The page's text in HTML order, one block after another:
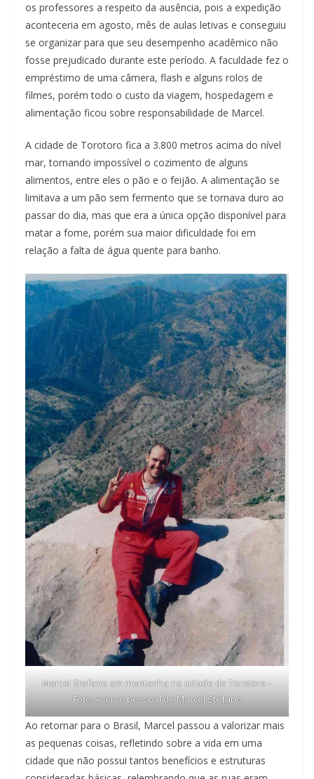
os professores a respeito da ausência, pois a expedição
aconteceria em agosto, mês de aulas letivas e conseguiu
se organizar para que seu desempenho acadêmico não
fosse prejudicado durante este período. A faculdade fez o
empréstimo de uma câmera, flash e alguns rolos de
filmes, porém todo o custo da viagem, hospedagem e
alimentação ficou sobre responsabilidade de Marcel.
A cidade de Torotoro fica a 3.800 metros acima do nível
mar, tornando impossível o cozimento de alguns
alimentos, entre eles o pão e o feijão. A alimentação se
limitava a um pão sem fermento que se tornava duro ao
passar do dia, mas que era a única opção disponível para
matar a fome, porém sua maior dificuldade foi em
relação a falta de água quente para banho.
Marcel Stefano em montanha na cidade de Torotoro –
Foto: Acervo pessoal de Marcel Stefano
Ao retornar para o Brasil, Marcel passou a valorizar mais
as pequenas coisas, refletindo sobre a vida em uma
cidade que não possui tantos benefícios e estruturas